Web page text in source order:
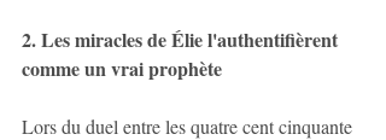
2. Les miracles de Élie l'authentifièrent
comme un vrai prophète
Lors du duel entre les quatre cent cinquante